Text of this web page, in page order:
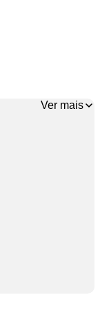
Ver mais